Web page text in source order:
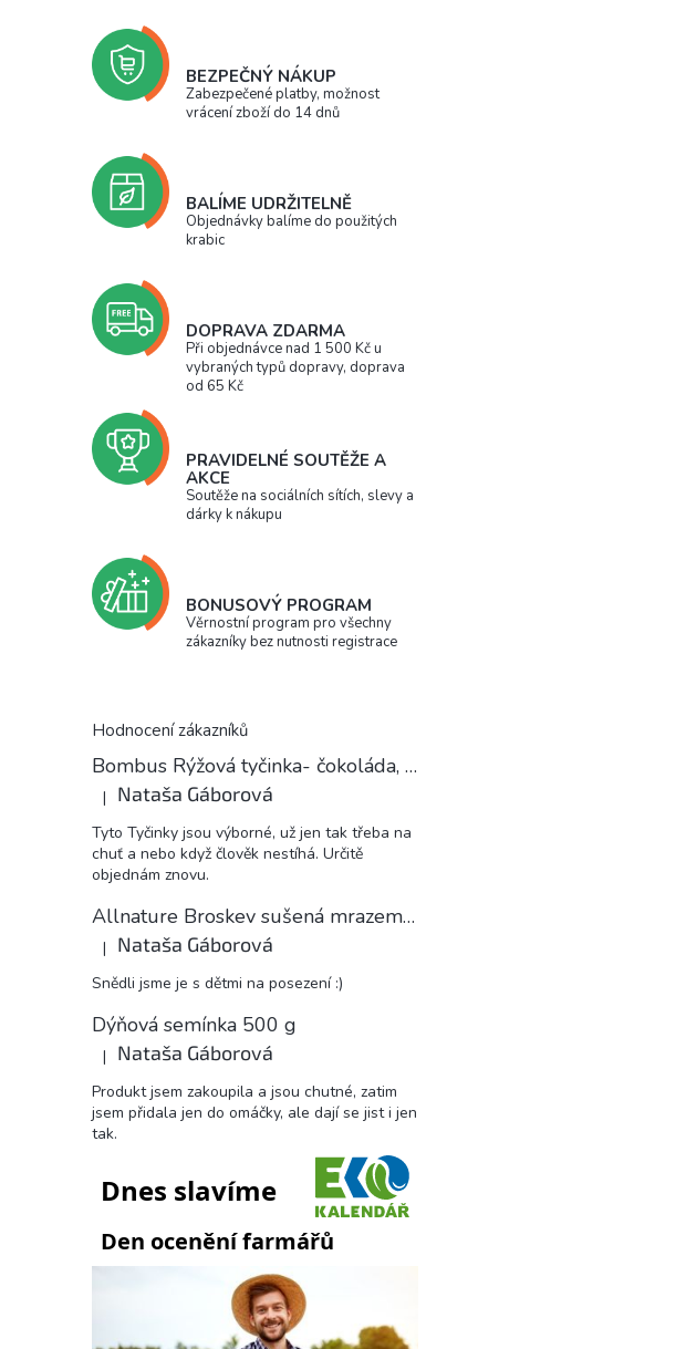
BEZPEČNÝ NÁKUP
Zabezpečené platby, možnost
vrácení zboží do 14 dnů
BALÍME UDRŽITELNĚ
Objednávky balíme do použitých
krabic
DOPRAVA ZDARMA
Při objednávce nad 1 500 Kč u
vybraných typů dopravy, doprava
od 65 Kč
PRAVIDELNÉ SOUTĚŽE A
AKCE
Soutěže na sociálních sítích, slevy a
dárky k nákupu
BONUSOVÝ PROGRAM
Věrnostní program pro všechny
zákazníky bez nutnosti registrace
Hodnocení zákazníků
Bombus Rýžová tyčinka- čokoláda, 18 g
Hodnocení produktu je 5 z 5 hvězdiček.
| Nataša Gáborová
Tyto Tyčinky jsou výborné, už jen tak třeba na
chuť a nebo když člověk nestíhá. Určitě
objednám znovu.
Allnature Broskev sušená mrazem plátky, 15 g
Hodnocení produktu je 5 z 5 hvězdiček.
| Nataša Gáborová
Snědli jsme je s dětmi na posezení :)
Dýňová semínka 500 g
Hodnocení produktu je 5 z 5 hvězdiček.
| Nataša Gáborová
Produkt jsem zakoupila a jsou chutné, zatim
jsem přidala jen do omáčky, ale dají se jist i jen
tak.